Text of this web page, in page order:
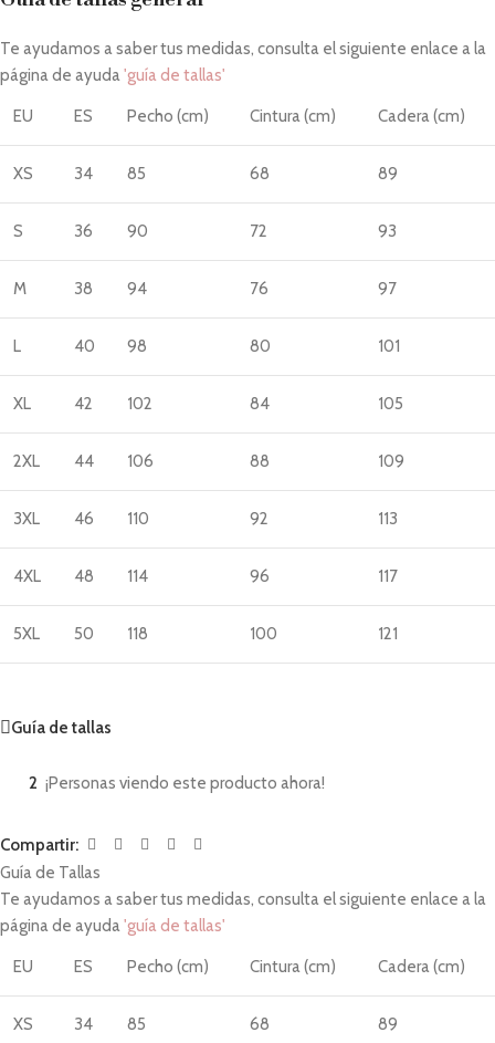
Te ayudamos a saber tus medidas, consulta el siguiente enlace a la
página de ayuda'guía de tallas'
EU ES Pecho (cm) Cintura (cm) Cadera (cm)
XS 34 85 68 89
S 36 90 72 93
M 38 94 76 97
L 40 98 80 101
XL 42 102 84 105
2XL 44 106 88 109
3XL 46 110 92 113
4XL 48 114 96 117
5XL 50 118 100 121
Guía de tallas
2 ¡Personas viendo este producto ahora!
Compartir:
Guía de Tallas
Te ayudamos a saber tus medidas, consulta el siguiente enlace a la
página de ayuda'guía de tallas'
EU ES Pecho (cm) Cintura (cm) Cadera (cm)
XS 34 85 68 89